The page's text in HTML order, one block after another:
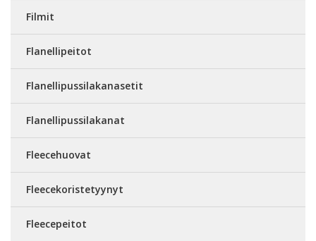
Filmit
Flanellipeitot
Flanellipussilakanasetit
Flanellipussilakanat
Fleecehuovat
Fleecekoristetyynyt
Fleecepeitot